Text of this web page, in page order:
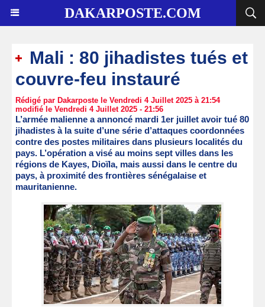
DAKARPOSTE.COM
Mali : 80 jihadistes tués et
couvre-feu instauré
Rédigé par Dakarposte le Vendredi 4 Juillet 2025 à 21:54
modifié le Vendredi 4 Juillet 2025 - 21:56
L’armée malienne a annoncé mardi 1er juillet avoir tué 80
jihadistes à la suite d’une série d’attaques coordonnées
contre des postes militaires dans plusieurs localités du
pays. L’opération a visé au moins sept villes dans les
régions de Kayes, Dioïla, mais aussi dans le centre du
pays, à proximité des frontières sénégalaise et
mauritanienne.